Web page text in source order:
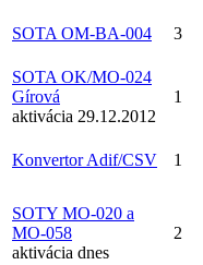
SOTA OM-BA-004 3
SOTA OK/MO-024
Gírová
aktivácia 29.12.2012
1
Konvertor Adif/CSV 1
SOTY MO-020 a
MO-058
aktivácia dnes
2